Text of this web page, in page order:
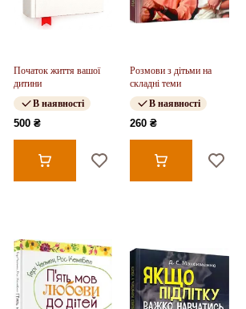
Початок життя вашої
дитини
В наявності
500 ₴
Розмови з дітьми на
складні теми
В наявності
260 ₴